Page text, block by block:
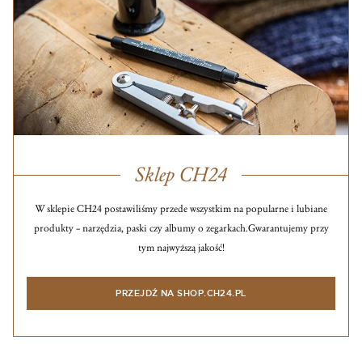
Sklep CH24
W sklepie CH24 postawiliśmy przede wszystkim na popularne i lubiane
produkty – narzędzia, paski czy albumy o zegarkach.Gwarantujemy przy
tym najwyższą jakość!
PRZEJDŹ NA SHOP.CH24.PL